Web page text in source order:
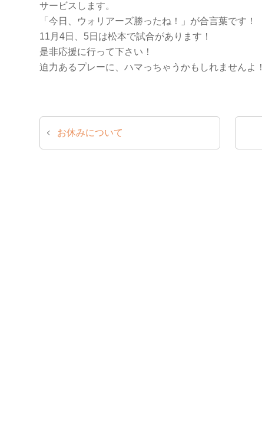
サービスします。
「今日、ウォリアーズ勝ったね！」が合言葉です！
11月4日、5日は松本で試合があります！
是非応援に行って下さい！
迫力あるプレーに、ハマっちゃうかもしれませんよ！
お休みについて